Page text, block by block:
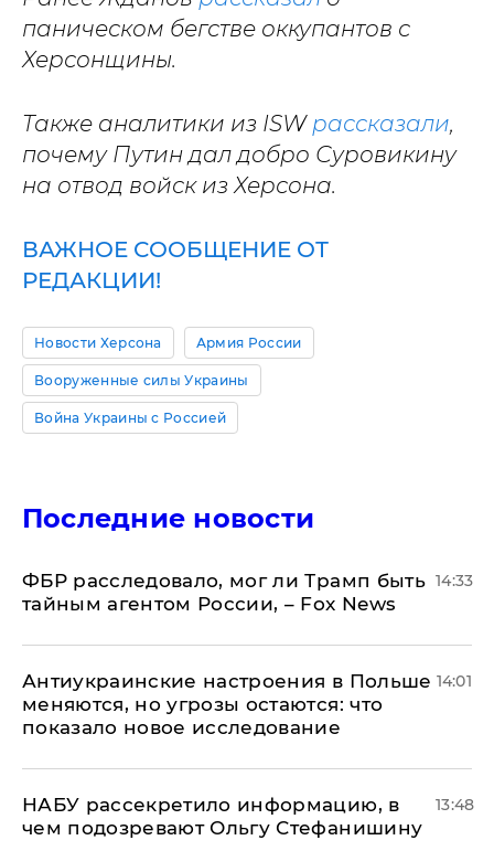
паническом бегстве оккупантов с
Херсонщины.
Также аналитики из ISW рассказали,
почему Путин дал добро Суровикину
на отвод войск из Херсона.
ВАЖНОЕ СООБЩЕНИЕ ОТ
РЕДАКЦИИ!
Новости Херсона Армия России
Вооруженные силы Украины
Война Украины с Россией
Последние новости
ФБР расследовало, мог ли Трамп быть
тайным агентом России, – Fox News
14:33
Антиукраинские настроения в Польше
меняются, но угрозы остаются: что
показало новое исследование
14:01
НАБУ рассекретило информацию, в
чем подозревают Ольгу Стефанишину
13:48